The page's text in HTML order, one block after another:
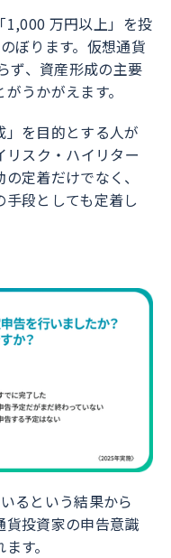
1,000 万円以上」を投
ぼります。仮想通貨
ず、資産形成の主要
うかがえます。
」を目的とする人が
スク・ハイリター
定着だけでなく、
段としても定着し
るという結果から
投資家の申告意識
す。